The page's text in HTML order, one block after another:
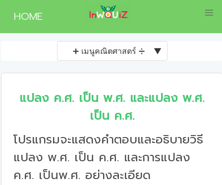
HOME
➕ เมนูคณิตศาสตร์ ➗ ▼
แปลง ค.ศ. เป็น พ.ศ. และแปลง พ.ศ.
เป็น ค.ศ.
โปรแกรมจะแสดงคำตอบและอธิบายวิธี
แปลง พ.ศ. เป็น ค.ศ. และการแปลง
ค.ศ. เป็นพ.ศ. อย่างละเอียด